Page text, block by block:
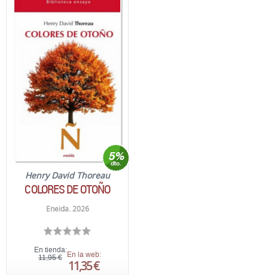
Henry David Thoreau
COLORES DE OTOÑO
Eneida. 2026
En tienda:
11,95 € En la web:
11,35 €